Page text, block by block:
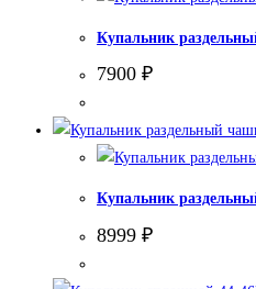
Купальник
7900 ₽
Купальник
8999 ₽